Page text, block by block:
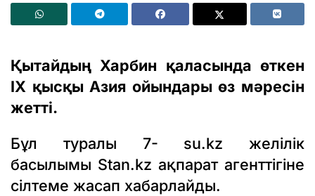
Қытайдың Харбин қаласында өткен
IX қысқы Азия ойындары өз мәресін
жетті.
Бұл туралы 7- su.kz желілік
басылымы Stan.kz ақпарат агенттігіне
сілтеме жасап хабарлайды.